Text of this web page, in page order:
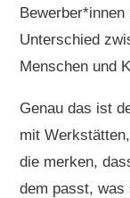
Unterschied
Menschen und
Genau das ist
mit
die merken,
dem passt, was